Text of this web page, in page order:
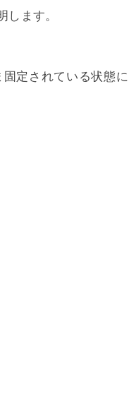
ます。
定されている状態に